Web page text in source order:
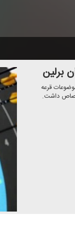
برلین
به موضوعات قرعه
داشت.